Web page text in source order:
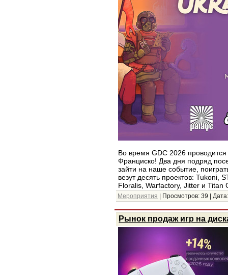
Во время GDC 2026
Франциско! Два дня подряд
зайти на наше событие,
везут десять проектов: Tukoni,
Floralis, Warfactory, Jitter и Titan
Мероприятия | Просмотров: 39 |
Рынок продаж игр на